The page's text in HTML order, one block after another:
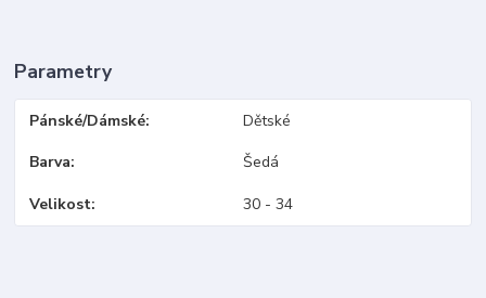
Parametry
Pánské/Dámské Dětské
Barva Šedá
Velikost 30 - 34